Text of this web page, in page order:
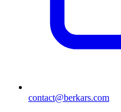
contact@berkars.com